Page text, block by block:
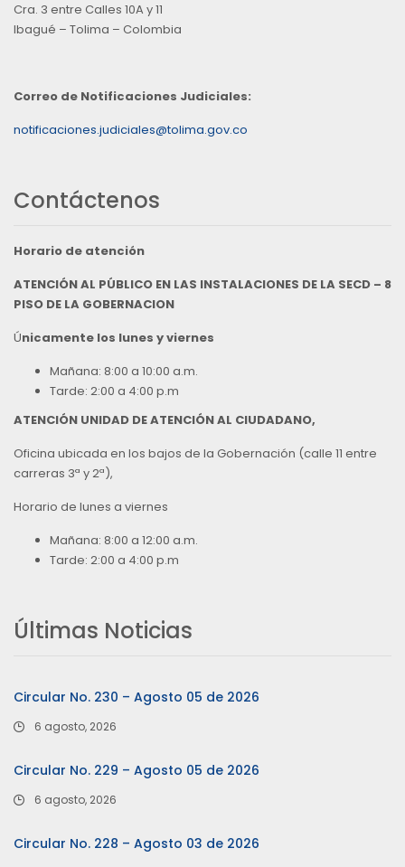
Cra. 3 entre Calles 10A y 11
Ibagué – Tolima – Colombia
Correo de Notificaciones Judiciales:
notificaciones.judiciales@tolima.gov.co
Contáctenos
Horario de atención
ATENCIÓN AL PÚBLICO EN LAS INSTALACIONES DE LA SECD – 8
PISO DE LA GOBERNACION
Únicamente los lunes y viernes
Mañana: 8:00 a 10:00 a.m.
Tarde: 2:00 a 4:00 p.m
ATENCIÓN UNIDAD DE ATENCIÓN AL CIUDADANO,
Oficina ubicada en los bajos de la Gobernación (calle 11 entre
carreras 3ª y 2ª),
Horario de lunes a viernes
Mañana: 8:00 a 12:00 a.m.
Tarde: 2:00 a 4:00 p.m
Últimas Noticias
Circular No. 230 – Agosto 05 de 2026
6 agosto, 2026
Circular No. 229 – Agosto 05 de 2026
6 agosto, 2026
Circular No. 228 – Agosto 03 de 2026